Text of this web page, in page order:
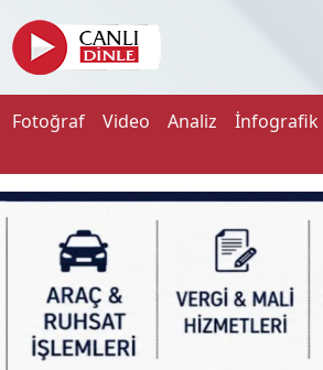
Fotoğraf Video Analiz İnfografik